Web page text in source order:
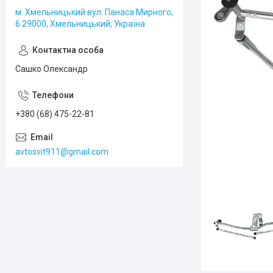
м. Хмельницький вул. Панаса Мирного,
6 29000, Хмельницький, Україна
Сашко Олександр
+380 (68) 475-22-81
avtosvit911@gmail.com